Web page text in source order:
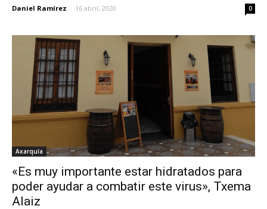
Daniel Ramírez - 16 abril, 2020 0
Axarquía
«Es muy importante estar hidratados para
poder ayudar a combatir este virus», Txema
Alaiz